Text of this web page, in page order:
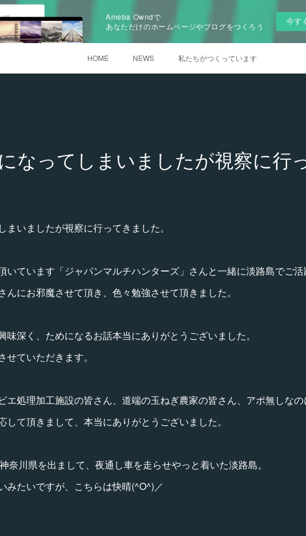
Ameba Owndで
あなただけのホームページやブログをつくろう
今す
HOME NEWS 私たちがつくっています
なってしまいましたが視察に行
まいましたが視察に行ってきました。
いています「ジャパンマルチハンターズ」さんと一緒に淡路島でご
んにお邪魔させて頂き、色々勉強させて頂きました。
味深く、ためになるお話本当にありがとうございました。
せていただきます。
エ処理加工施設の皆さん、道端の玉ねぎ農家の皆さん、アポ無しなの
して頂きまして、本当にありがとうございました。
奈川県を出まして、夜通し車を走らせやっと着いた淡路島。
みたいですが、こちらは快晴(^O^)／